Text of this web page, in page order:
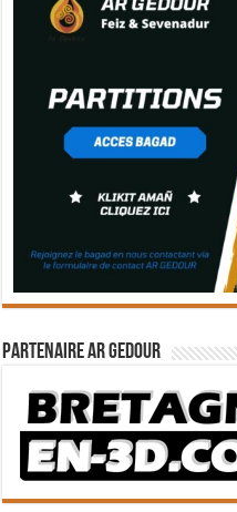
Partenaire Ar Gedour